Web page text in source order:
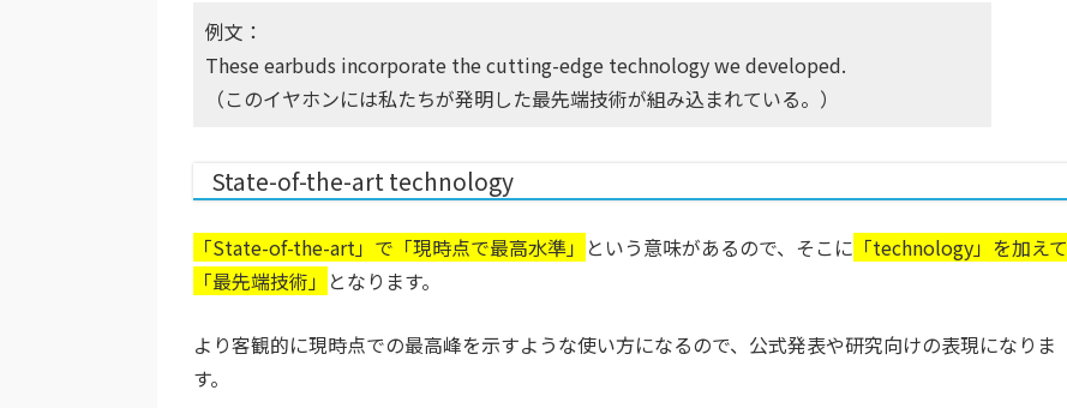
例文：
These earbuds incorporate the cutting-edge technology we developed.
（このイヤホンには私たちが発明した最先端技術が組み込まれている。）
State-of-the-art technology
「State-of-the-art」で「現時点で最高水準」 という意味があるので、そこに 「technology」を加えて
「最先端技術」 となります。
より客観的に現時点での最高峰を示すような使い方になるので、公式発表や研究向けの表現になりま
す。